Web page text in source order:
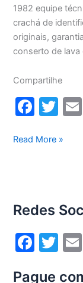
1982 equipe
crachá de
originais,
conserto de lava
Compartilhe
F
c
o
o
k
T
itt
Conserto
8,5Kg
Read More »
Redes
F
T
Pague